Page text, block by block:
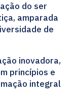
do ser
amparada
de
inovadora,
princípios e
integral